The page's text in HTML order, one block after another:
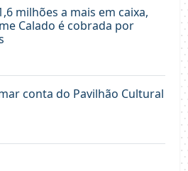
milhões a mais em caixa,
Calado é cobrada por
conta do Pavilhão Cultural